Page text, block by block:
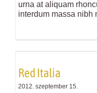
urna at aliquam
interdum massa nibh
Red Italia
2012. szeptember 15.